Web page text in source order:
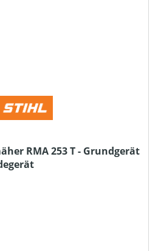
RMA 253 T - Grundgerät